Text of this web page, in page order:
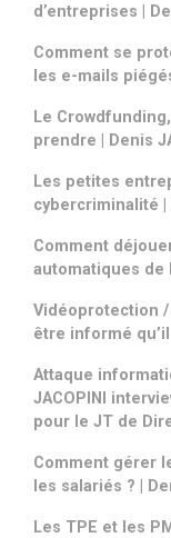
d’entreprises |
Comment se
les e-mails
Le
prendre | Denis
Les petites
cybercriminalité |
Comment
automatiques de
Vidéoprotection
être informé qu’il
Attaque
JACOPINI
pour le JT de
Comment gérer
les salariés ? |
Les TPE et les